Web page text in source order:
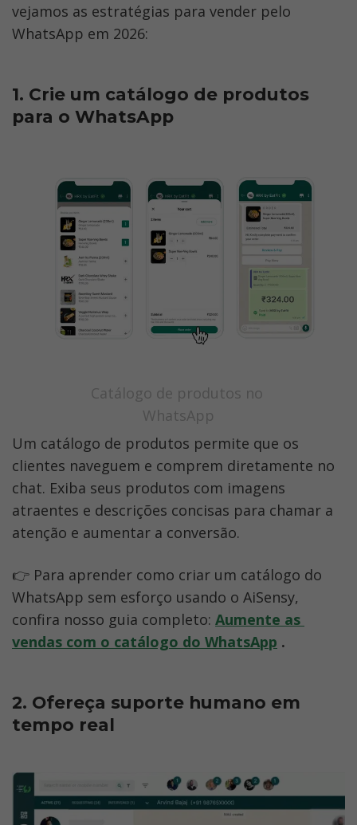
vejamos as estratégias para vender pelo
WhatsApp em 2026:
1. Crie um catálogo de produtos
para o WhatsApp
Catálogo de produtos no
WhatsApp
Um catálogo de produtos permite que os
clientes naveguem e comprem diretamente no
chat. Exiba seus produtos com imagens
atraentes e descrições concisas para chamar a
atenção e aumentar a conversão.
👉 Para aprender como criar um catálogo do
WhatsApp sem esforço usando o AiSensy,
confira nosso guia completo: Aumente as
vendas com o catálogo do WhatsApp .
2. Ofereça suporte humano em
tempo real